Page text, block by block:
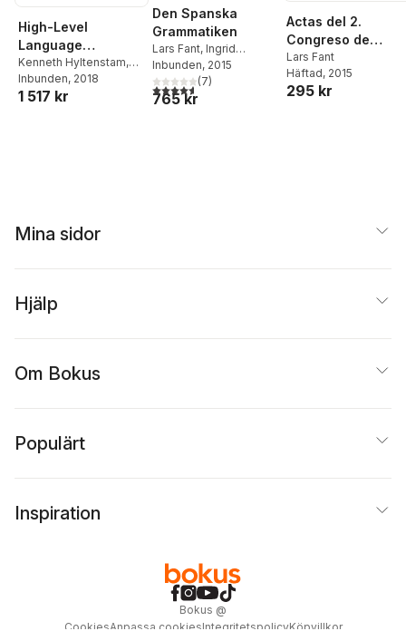
High-Level
Language
Proficiency in
Second Language
and Multilingual
Kenneth Hyltenstam,
Inge Bartning,Lars Fant
Inbunden, 2018
1 517 kr
Den Spanska
Grammatiken
Lars Fant, Ingrid
Hermerén ,Rakel
Österberg
Inbunden, 2015
4,6utav 5 stjärnor. Totalt antal röster:
(7)
765 kr
Actas del 2.
Congreso de
hispanistas y
lusitanistas
nórdicos :
Lars Fant
Häftad, 2015
295 kr
Mina sidor
Hjälp
Om Bokus
Populärt
Inspiration
Bokus @
CookiesAnpassa cookiesIntegritetspolicyKöpvillkor